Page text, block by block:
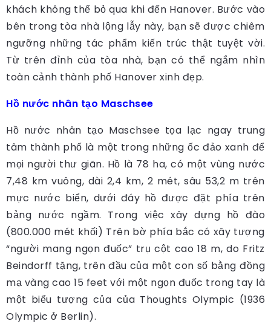
khách không thể bỏ qua khi đến Hanover. Bước vào
bên trong tòa nhà lộng lẫy này, bạn sẽ được chiêm
ngưỡng những tác phẩm kiến trúc thật tuyệt vời.
Từ trên đỉnh của tòa nhà, bạn có thể ngắm nhìn
toàn cảnh thành phố Hanover xinh đẹp.
Hồ nước nhân tạo Maschsee
Hồ nước nhân tạo Maschsee tọa lạc ngay trung
tâm thành phố là một trong những ốc đảo xanh để
mọi người thư giãn. Hồ là 78 ha, có một vùng nước
7,48 km vuông, dài 2,4 km, 2 mét, sâu 53,2 m trên
mực nước biển, dưới đáy hồ được đặt phía trên
bảng nước ngầm. Trong việc xây dựng hồ đào
(800.000 mét khối) Trên bờ phía bắc có xây tượng
“người mang ngọn đuốc” trụ cột cao 18 m, do Fritz
Beindorff tặng, trên đầu của một con số bằng đồng
mạ vàng cao 15 feet với một ngọn đuốc trong tay là
một biểu tượng của của Thoughts Olympic (1936
Olympic ở Berlin).